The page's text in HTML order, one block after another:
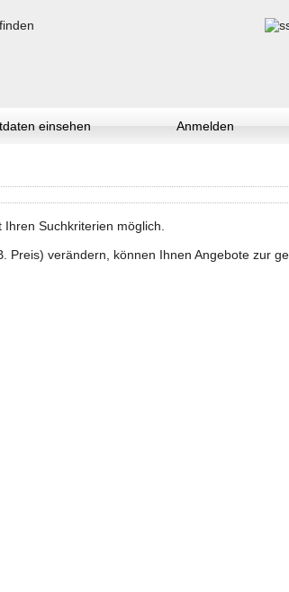
einsehen Anmelden
Suchkriterien möglich.
Preis) verändern, können Ihnen Angebote zur